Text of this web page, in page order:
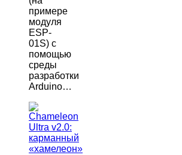
примере
модуля
ESP-
01S) с
помощью
среды
разработки
Arduino…